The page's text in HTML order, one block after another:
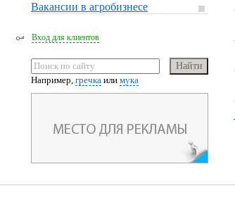
Вакансии в агробизнесе
Вход для клиентов
Например, гречка или мука